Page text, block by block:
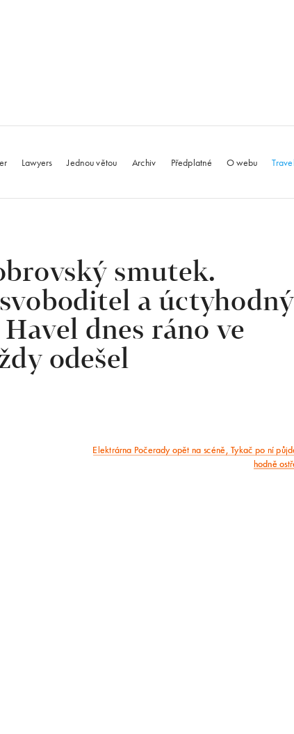
Lawyers Jednou větou Archiv Předplatné O webu
smutek.
a úctyhodný
dnes ráno ve
odešel
Následující
Elektrárna Počerady opět na scéně, Tykač po ní
hodně